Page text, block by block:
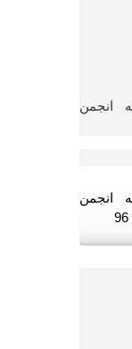
انجمن
انجمن